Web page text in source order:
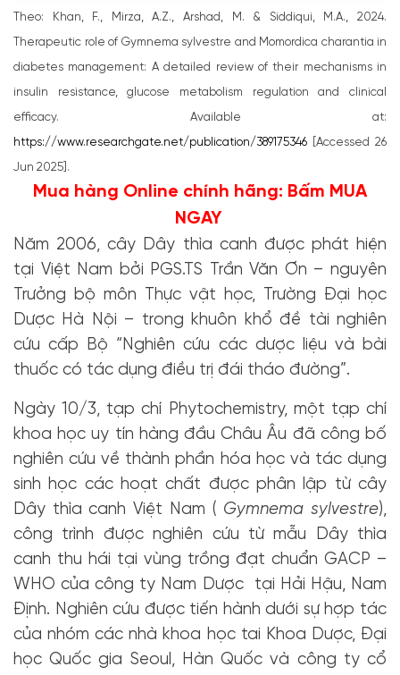
Theo: Khan, F., Mirza, A.Z., Arshad, M. & Siddiqui, M.A., 2024.
Therapeutic role of Gymnema sylvestre and Momordica charantia in
diabetes management: A detailed review of their mechanisms in
insulin resistance, glucose metabolism regulation and clinical
efficacy. Available at:
https://www.researchgate.net/publication/389175346 [Accessed 26
Jun 2025].
Mua hàng Online chính hãng: Bấm MUA
NGAY
Năm 2006, cây Dây thìa canh được phát hiện
tại Việt Nam bởi PGS.TS Trần Văn Ơn – nguyên
Trưởng bộ môn Thực vật học, Trường Đại học
Dược Hà Nội – trong khuôn khổ đề tài nghiên
cứu cấp Bộ “Nghiên cứu các dược liệu và bài
thuốc có tác dụng điều trị đái tháo đường”.
Ngày 10/3, tạp chí Phytochemistry, một tạp chí
khoa học uy tín hàng đầu Châu Âu đã công bố
nghiên cứu về thành phần hóa học và tác dụng
sinh học các hoạt chất được phân lập từ cây
Dây thìa canh Việt Nam ( Gymnema sylvestre),
công trình được nghiên cứu từ mẫu Dây thìa
canh thu hái tại vùng trồng đạt chuẩn GACP –
WHO của công ty Nam Dược tại Hải Hậu, Nam
Định. Nghiên cứu được tiến hành dưới sự hợp tác
của nhóm các nhà khoa học tai Khoa Dược, Đại
học Quốc gia Seoul, Hàn Quốc và công ty cổ